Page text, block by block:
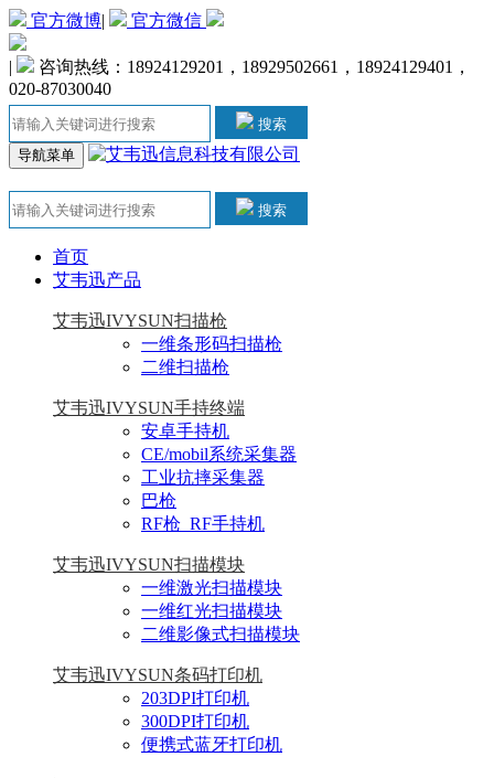
官方微博| 官方微信
|
咨询热线：18924129201，18929502661，18924129401，
020-87030040
搜索
导航菜单
搜索
首页
艾韦迅产品
艾韦迅IVYSUN扫描枪
一维条形码扫描枪
二维扫描枪
艾韦迅IVYSUN手持终端
安卓手持机
CE/mobil系统采集器
工业抗摔采集器
巴枪
RF枪_RF手持机
艾韦迅IVYSUN扫描模块
一维激光扫描模块
一维红光扫描模块
二维影像式扫描模块
艾韦迅IVYSUN条码打印机
203DPI打印机
300DPI打印机
便携式蓝牙打印机